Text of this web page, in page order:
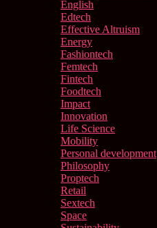
English
Edtech
Effective Altruism
Energy
Fashiontech
Femtech
Fintech
Foodtech
Impact
Innovation
Life Science
Mobility
Personal development
Philosophy
Proptech
Retail
Sextech
Space